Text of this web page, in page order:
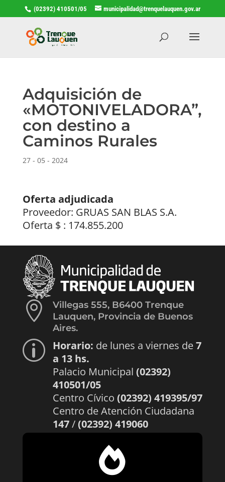
(02392) 410501/05 municipalidad@trenquelauquen.gov.ar
Adquisición de
«MOTONIVELADORA”,
con destino a
Caminos Rurales
27 - 05 - 2024
Oferta adjudicada
Proveedor: GRUAS SAN BLAS S.A.
Oferta $ : 174.855.200

Villegas 555, B6400 Trenque
Lauquen, Provincia de Buenos
Aires.
p Horario: de lunes a viernes de7
a 13 hs.
Palacio Municipal (02392)
410501/05
Centro Cívico (02392) 419395/97
Centro de Atención Ciudadana
147/(02392) 419060
